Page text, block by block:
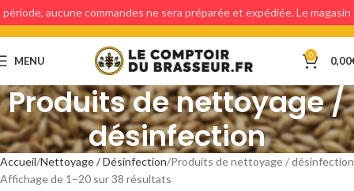
MENU 0 0,00
Produits de nettoyage /
désinfection
Accueil Nettoyage / Désinfection Produits de nettoyage / désinfection
Affichage de 1–20 sur 38 résultats
période, aucune commandes ne sera préparée et expédiée. Le magasin
étant fermé, aucun retraits en magasin ne sera possible.